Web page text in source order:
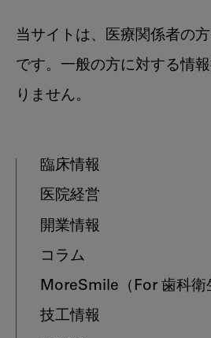
当サイトは、医療関係者の
です。一般の方に対する情
りません。
臨床情報
医院経営
開業情報
コラム
MoreSmile （For 歯科衛
技工情報